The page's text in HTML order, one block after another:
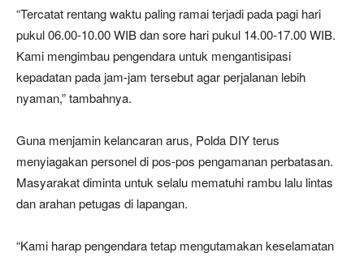
“Tercatat rentang waktu paling ramai terjadi pada pagi hari
pukul 06.00-10.00 WIB dan sore hari pukul 14.00-17.00 WIB.
Kami mengimbau pengendara untuk mengantisipasi
kepadatan pada jam-jam tersebut agar perjalanan lebih
nyaman,” tambahnya.
Guna menjamin kelancaran arus, Polda DIY terus
menyiagakan personel di pos-pos pengamanan perbatasan.
Masyarakat diminta untuk selalu mematuhi rambu lalu lintas
dan arahan petugas di lapangan.
“Kami harap pengendara tetap mengutamakan keselamatan